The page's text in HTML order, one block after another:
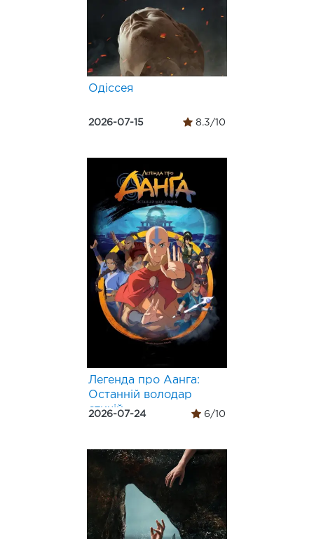
Одіссея
2026-07-15 8.3/10
Легенда про Аанга:
Останній володар
стихій
2026-07-24 6/10